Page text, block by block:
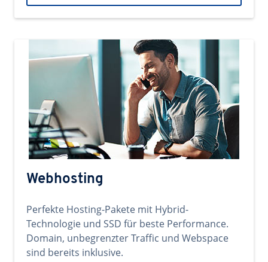
Webhosting
Perfekte Hosting-Pakete mit Hybrid-
Technologie und SSD für beste Performance.
Domain, unbegrenzter Traffic und Webspace
sind bereits inklusive.